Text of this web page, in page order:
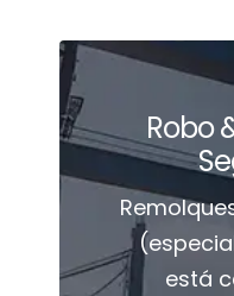
Robo
está